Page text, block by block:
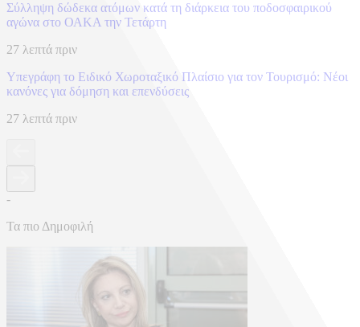
Σύλληψη δώδεκα ατόμων κατά τη διάρκεια του ποδοσφαιρικού
αγώνα στο ΟΑΚΑ την Τετάρτη
27 λεπτά πριν
Υπεγράφη το Ειδικό Χωροταξικό Πλαίσιο για τον Τουρισμό: Νέοι
κανόνες για δόμηση και επενδύσεις
27 λεπτά πριν
-
Τα πιο Δημοφιλή